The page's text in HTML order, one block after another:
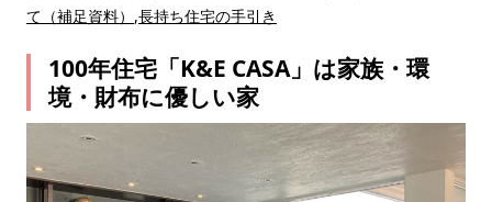
て（補足資料） ,長持ち住宅の手引き
100年住宅「K&E CASA」は家族・環
境・財布に優しい家